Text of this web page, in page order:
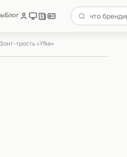
Блог
Зонт-трость «Yfke»